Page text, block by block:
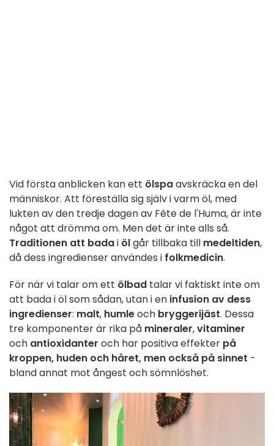
Vid första anblicken kan ett ölspaavskräcka en del
människor. Att föreställa sig själv i varm öl, med
lukten av den tredje dagen av Fête de l'Huma, är inte
något att drömma om. Men det är inte alls så.
Traditionen att badai ölgår tillbaka till medeltiden,
då dess ingredienser användes i folkmedicin.
För när vi talar om ett ölbad talar vi faktiskt inte om
att bada i öl som sådan, utan i en infusion av dess
ingredienser: malt, humleoch bryggerijäst. Dessa
tre komponenter är rika på mineraler,vitaminer
och antioxidanter och har positiva effekter på
kroppen, huden och håret, men också på sinnet -
bland annat mot ångest och sömnlöshet.